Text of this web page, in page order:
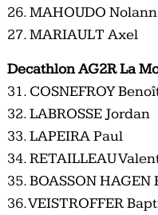
26. MAHOUDO Nolann
27. MARIAULT Axel
Decathlon AG2R La
31. COSNEFROY
32. LABROSSE Jordan
33. LAPEIRA Paul
34. RETAILLEAU
35. BOASSON
36. VEISTROFFER